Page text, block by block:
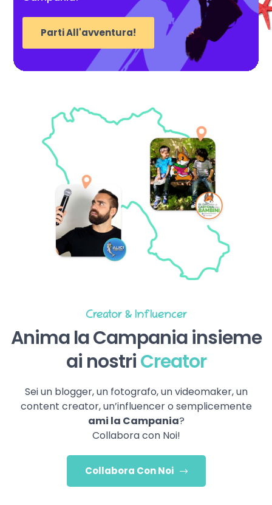
Parti All'avventura!
Creator & Influencer
Anima la Campania insieme
ai nostriCreator
Sei un blogger, un fotografo, un videomaker, un
content creator, un’influencer o semplicemente
ami la Campania?
Collabora con Noi!
Collabora Con Noi